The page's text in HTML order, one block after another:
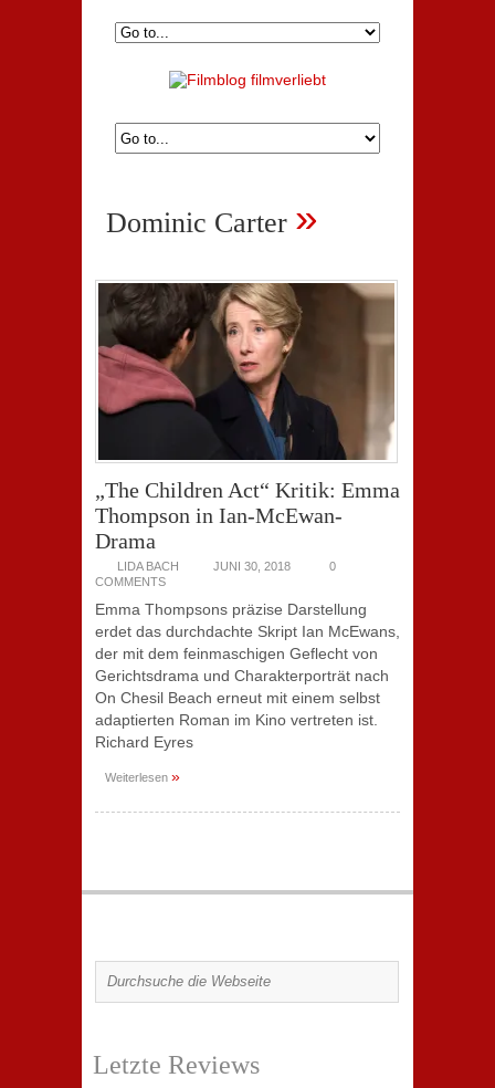
Dominic Carter »
„The Children Act“ Kritik: Emma
Thompson in Ian-McEwan-
Drama
LIDA BACH JUNI 30, 2018
0
COMMENTS
Emma Thompsons präzise Darstellung
erdet das durchdachte Skript Ian McEwans,
der mit dem feinmaschigen Geflecht von
Gerichtsdrama und Charakterporträt nach
On Chesil Beach erneut mit einem selbst
adaptierten Roman im Kino vertreten ist.
Richard Eyres
Weiterlesen »
Letzte Reviews